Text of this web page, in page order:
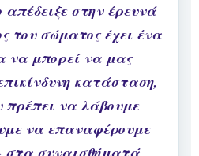
στην έρευνά
του σώματος έχει ένα
να μπορεί να μας
κατάσταση,
να λάβουμε
να επαναφέρουμε